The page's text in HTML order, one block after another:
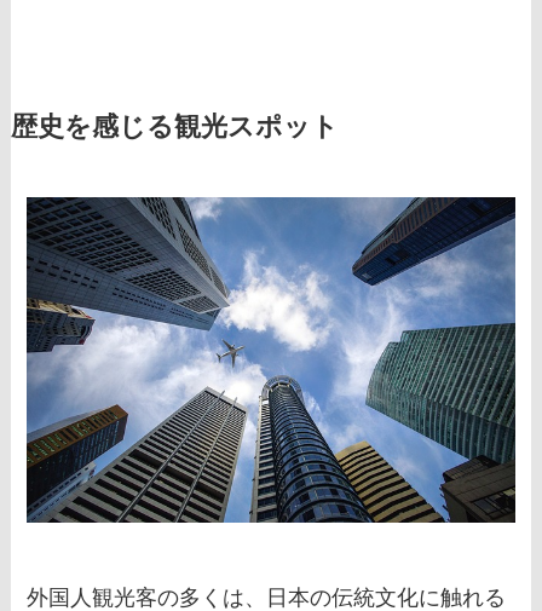
歴史を感じる観光スポット
外国人観光客の多くは、日本の伝統文化に触れる